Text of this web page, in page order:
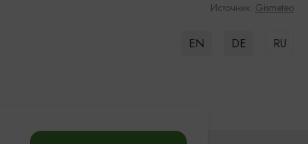
Источник: Gismeteo
EN DE RU